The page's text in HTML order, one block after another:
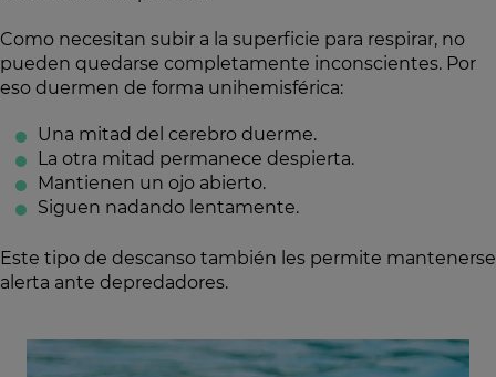
Como necesitan subir a la superficie para respirar, no
pueden quedarse completamente inconscientes. Por
eso duermen de forma unihemisférica:
Una mitad del cerebro duerme.
La otra mitad permanece despierta.
Mantienen un ojo abierto.
Siguen nadando lentamente.
Este tipo de descanso también les permite mantenerse
alerta ante depredadores.